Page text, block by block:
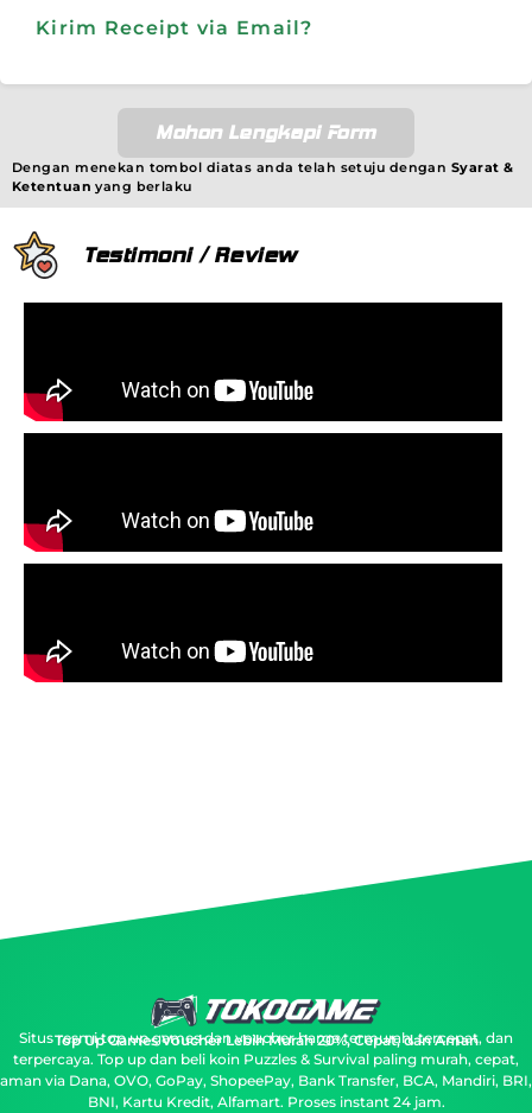
Kirim Receipt via Email?
Mohon Lengkapi Form
Dengan menekan tombol diatas anda telah setuju dengan Syarat &
Ketentuan yang berlaku
Testimoni / Review
Top Up Games Voucher Lebih Murah 20%, Cepat, dan Aman
Situs resmi top up games dan voucher harga termurah, tercepat, dan
terpercaya. Top up dan beli koin Puzzles & Survival paling murah, cepat,
aman via Dana, OVO, GoPay, ShopeePay, Bank Transfer, BCA, Mandiri, BRI,
BNI, Kartu Kredit, Alfamart. Proses instant 24 jam.